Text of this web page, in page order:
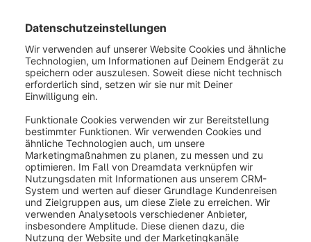
gibst Du diesen Befehl ein:
bin/console system:update: prepare
Öffne dann die composer.json im Hauptverzeichnis
und ersetze shopware/core... mit der benötigten
Shopware Version.
Daraufhin kannst Du mit folgendem Befehl das
Update durchführen: